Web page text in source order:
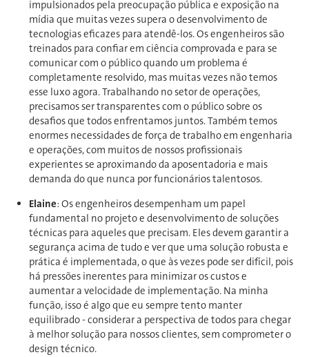
impulsionados pela preocupação pública e exposição na
mídia que muitas vezes supera o desenvolvimento de
tecnologias eficazes para atendê-los. Os engenheiros são
treinados para confiar em ciência comprovada e para se
comunicar com o público quando um problema é
completamente resolvido, mas muitas vezes não temos
esse luxo agora. Trabalhando no setor de operações,
precisamos ser transparentes com o público sobre os
desafios que todos enfrentamos juntos. Também temos
enormes necessidades de força de trabalho em engenharia
e operações, com muitos de nossos profissionais
experientes se aproximando da aposentadoria e mais
demanda do que nunca por funcionários talentosos.
Elaine: Os engenheiros desempenham um papel
fundamental no projeto e desenvolvimento de soluções
técnicas para aqueles que precisam. Eles devem garantir a
segurança acima de tudo e ver que uma solução robusta e
prática é implementada, o que às vezes pode ser difícil, pois
há pressões inerentes para minimizar os custos e
aumentar a velocidade de implementação. Na minha
função, isso é algo que eu sempre tento manter
equilibrado - considerar a perspectiva de todos para chegar
à melhor solução para nossos clientes, sem comprometer o
design técnico.